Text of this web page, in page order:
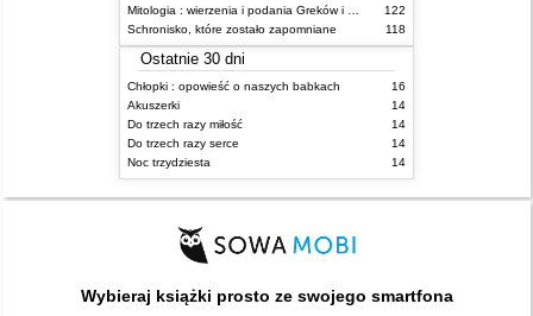
Mitologia : wierzenia i podania Greków i Rzymian
122
Schronisko, które zostało zapomniane
118
Ostatnie 30 dni
Chłopki : opowieść o naszych babkach
16
Akuszerki
14
Do trzech razy miłość
14
Do trzech razy serce
14
Noc trzydziesta
14
Wybieraj książki prosto ze swojego smartfona